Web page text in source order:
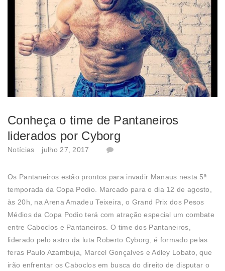
Conheça o time de Pantaneiros
liderados por Cyborg
Notícias julho 27, 2017
Os Pantaneiros estão prontos para invadir Manaus nesta 5ª
temporada da Copa Podio. Marcado para o dia 12 de agosto,
às 20h, na Arena Amadeu Teixeira, o Grand Prix dos Pesos
Médios da Copa Podio terá com atração especial um combate
entre Caboclos e Pantaneiros. O time dos Pantaneiros,
liderado pelo astro da luta Roberto Cyborg, é formado pelas
feras Paulo Azambuja, Marcel Gonçalves e Adley Lobato, que
irão enfrentar os Caboclos em busca do direito de disputar o